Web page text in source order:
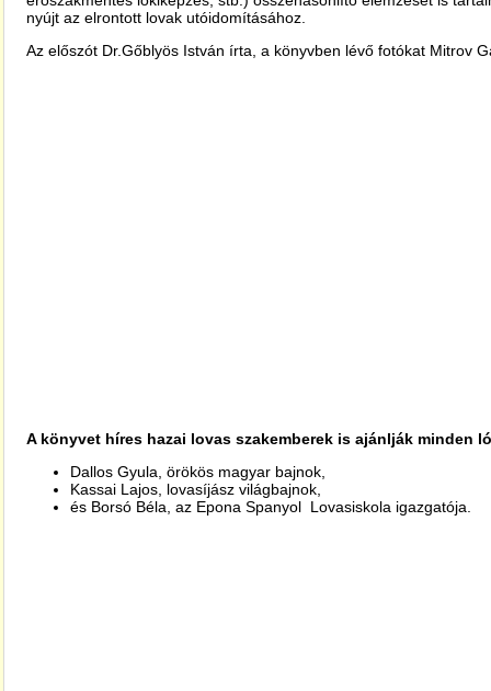
nyújt az elrontott lovak utóidomításához.
Az előszót Dr.Gőblyös István írta, a könyvben lévő fotókat Mitrov
A könyvet híres hazai lovas szakemberek is ajánlják minden
Dallos Gyula, örökös magyar bajnok,
Kassai Lajos, lovasíjász világbajnok,
és Borsó Béla, az Epona Spanyol Lovasiskola igazgatója.